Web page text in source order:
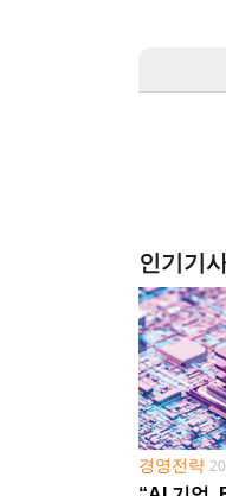
인기기
경영전략